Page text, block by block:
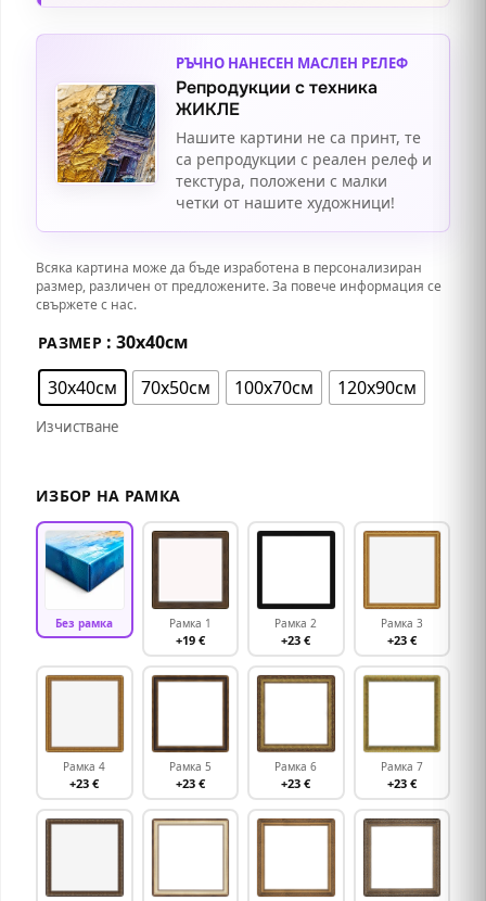
композиция с изключителен реализъм,
богати детайли и завладяваща атмосфера.
Техниката ни
Жикле
идълготрайни цветове, придавайки
уникален и автентичен облик на
Картината е опъната
върхустабилна подрамкаи е готова за
окачване, като се предлага с богат избор
от декоративни рамки, подходящи за
различни интериорни стилове.
РЪЧНО НАНЕСЕН МАСЛЕН РЕЛЕФ
Репродукции с техника
ЖИКЛЕ
Нашите картини не са принт, те
са репродукции с реален релеф и
текстура, положени с малки
четки от нашите художници!
Всяка картина може да бъде изработена в персонализиран
размер, различен от предложените. За повече информация се
свържете с нас.
РАЗМЕР : 30х40см
30х40см
70х50см 100х70см 120х90см
Изчистване
ИЗБОР НА РАМКА
Без рамка Рамка 1
+19 €
Рамка 2
+23 €
Рамка 3
+23 €
Рамка 4
+23 €
Рамка 5
+23 €
Рамка 6
+23 €
Рамка 7
+23 €